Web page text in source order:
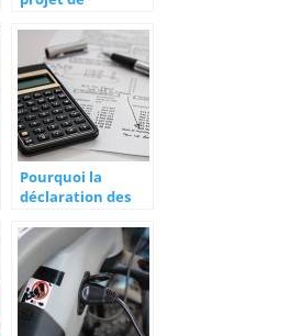
comment faire ?
Pourquoi la
déclaration des
importante ?